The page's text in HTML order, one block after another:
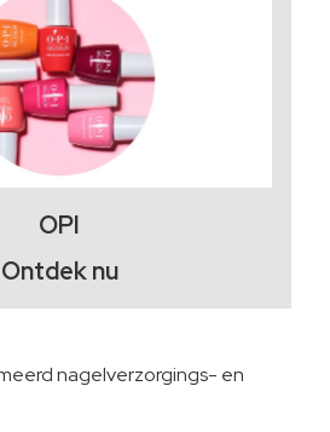
OPI
Ontdek nu
nagelverzorgings- en